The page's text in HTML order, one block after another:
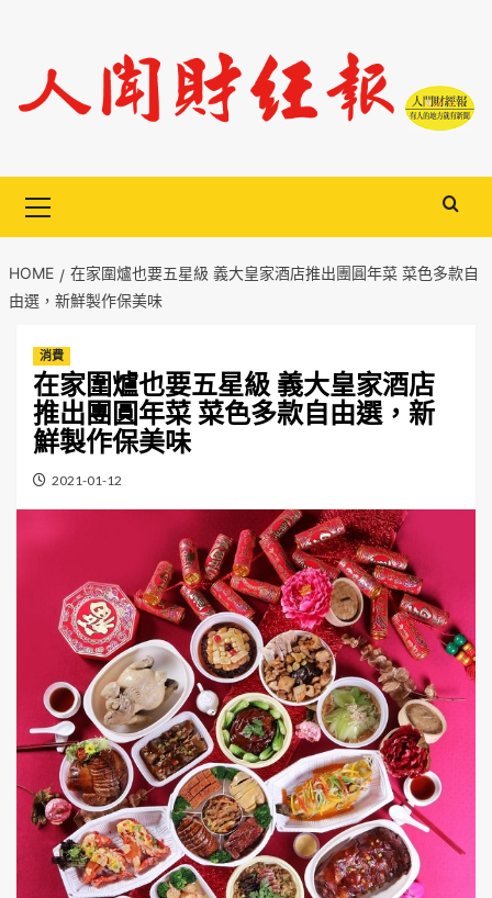
content
Menu
HOME
在家圍爐也要五星級 義大皇家酒店推出團圓年菜 菜色多款自
由選，新鮮製作保美味
消費
在家圍爐也要五星級 義大皇家酒店
推出團圓年菜 菜色多款自由選，新
鮮製作保美味
2021-01-12